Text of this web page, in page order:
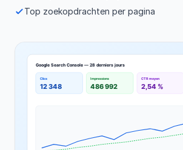
Top zoekopdrachten per pagina